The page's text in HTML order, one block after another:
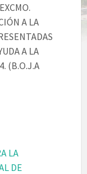
A LA
A LA
(B.O.J.A
LA
DE